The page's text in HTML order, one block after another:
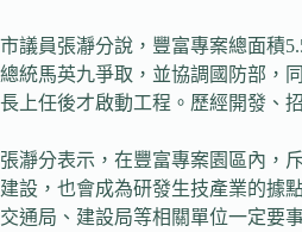
市議員張瀞分說，豐富專案總面積
總統馬英九爭取，並協調國防部，
長上任後才啟動工程。歷經開發、
張瀞分表示，在豐富專案園區內，
建設，也會成為研發生技產業的據
交通局、建設局等相關單位一定要